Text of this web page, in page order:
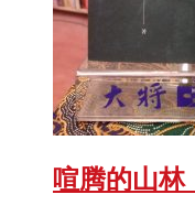
喧腾的山林